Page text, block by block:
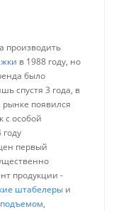
производить
в 1988 году, но
было
спустя 3 года, в
рынке появился
с особой
первый
продукции -
штабелеры и
,